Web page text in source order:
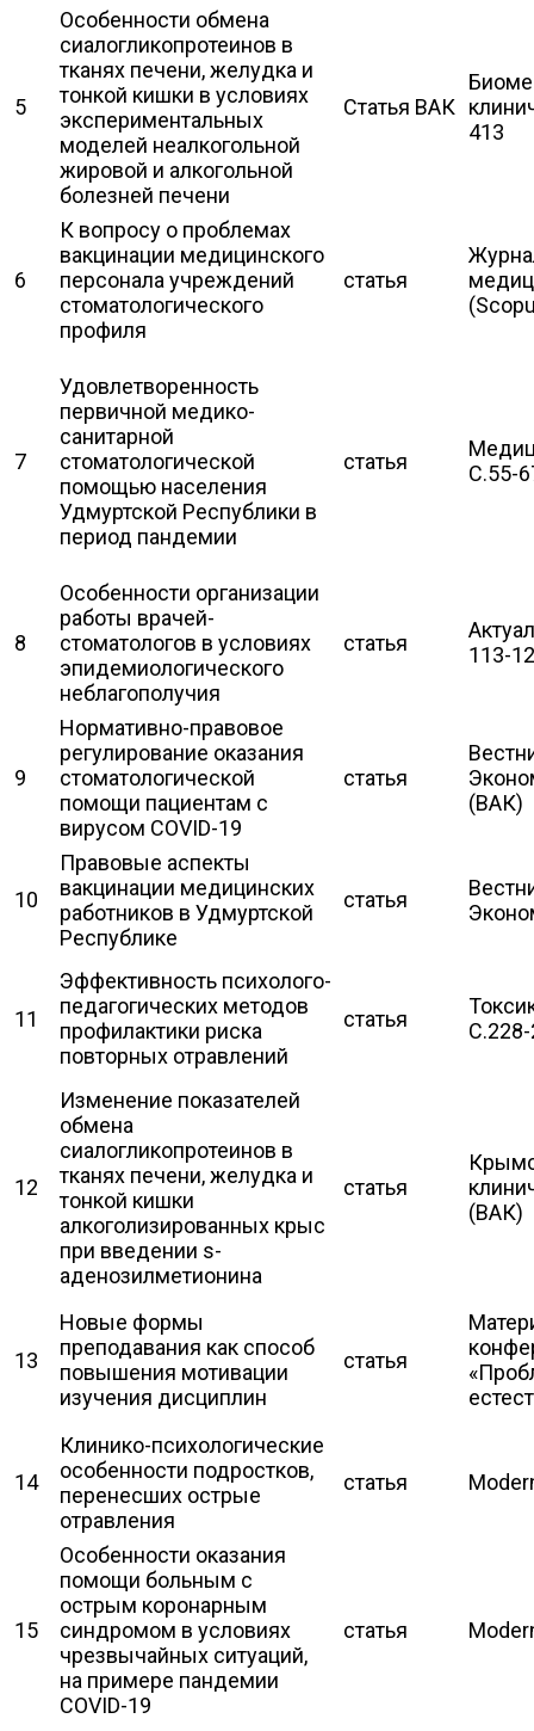
5
Особенности обмена
сиалогликопротеинов в
тканях печени, желудка и
тонкой кишки в условиях
экспериментальных
моделей неалкогольной
жировой и алкогольной
болезней печени
Статья ВАК
413
6
К вопросу о проблемах
вакцинации медицинского
персонала учреждений
стоматологического
профиля
статья
7
Удовлетворенность
первичной медико-
санитарной
стоматологической
помощью населения
Удмуртской Республики в
период пандемии
статья
С.55-
8
Особенности организации
работы врачей-
стоматологов в условиях
эпидемиологического
неблагополучия
статья
113-
9
Нормативно-правовое
регулирование оказания
стоматологической
помощи пациентам с
вирусом COVID-19
статья
(ВАК)
10
Правовые аспекты
вакцинации медицинских
работников в Удмуртской
Республике
статья
11
Эффективность психолого-
педагогических методов
профилактики риска
повторных отравлений
статья
12
Изменение показателей
обмена
сиалогликопротеинов в
тканях печени, желудка и
тонкой кишки
алкоголизированных крыс
при введении s-
аденозилметионина
статья
(ВАК)
13
Новые формы
преподавания как способ
повышения мотивации
изучения дисциплин
статья
14
Клинико-психологические
особенности подростков,
перенесших острые
отравления
статья
15
Особенности оказания
помощи больным с
острым коронарным
синдромом в условиях
чрезвычайных ситуаций,
на примере пандемии
COVID-19
статья